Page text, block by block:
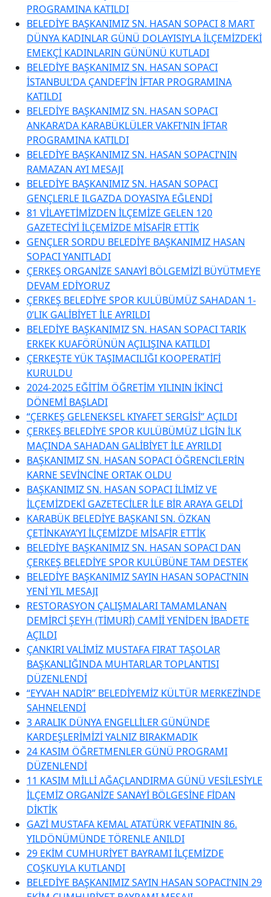
PROGRAMINA KATILDI
BELEDİYE BAŞKANIMIZ SN. HASAN SOPACI 8 MART
DÜNYA KADINLAR GÜNÜ DOLAYISIYLA İLÇEMİZDEKİ
EMEKÇİ KADINLARIN GÜNÜNÜ KUTLADI
BELEDİYE BAŞKANIMIZ SN. HASAN SOPACI
İSTANBUL’DA ÇANDEF’İN İFTAR PROGRAMINA
KATILDI
BELEDİYE BAŞKANIMIZ SN. HASAN SOPACI
ANKARA’DA KARABÜKLÜLER VAKFI’NIN İFTAR
PROGRAMINA KATILDI
BELEDİYE BAŞKANIMIZ SN. HASAN SOPACI’NIN
RAMAZAN AYI MESAJI
BELEDİYE BAŞKANIMIZ SN. HASAN SOPACI
GENÇLERLE ILGAZDA DOYASIYA EĞLENDİ
81 VİLAYETİMİZDEN İLÇEMİZE GELEN 120
GAZETECİYİ İLÇEMİZDE MİSAFİR ETTİK
GENÇLER SORDU BELEDİYE BAŞKANIMIZ HASAN
SOPACI YANITLADI
ÇERKEŞ ORGANİZE SANAYİ BÖLGEMİZİ BÜYÜTMEYE
DEVAM EDİYORUZ
ÇERKEŞ BELEDİYE SPOR KULÜBÜMÜZ SAHADAN 1-
0’LIK GALİBİYET İLE AYRILDI
BELEDİYE BAŞKANIMIZ SN. HASAN SOPACI TARIK
ERKEK KUAFÖRÜNÜN AÇILIŞINA KATILDI
ÇERKEŞTE YÜK TAŞIMACILIĞI KOOPERATİFİ
KURULDU
2024-2025 EĞİTİM ÖĞRETİM YILININ İKİNCİ
DÖNEMİ BAŞLADI
“ÇERKEŞ GELENEKSEL KIYAFET SERGİSİ” AÇILDI
ÇERKEŞ BELEDİYE SPOR KULÜBÜMÜZ LİGİN İLK
MAÇINDA SAHADAN GALİBİYET İLE AYRILDI
BAŞKANIMIZ SN. HASAN SOPACI ÖĞRENCİLERİN
KARNE SEVİNCİNE ORTAK OLDU
BAŞKANIMIZ SN. HASAN SOPACI İLİMİZ VE
İLÇEMİZDEKİ GAZETECİLER İLE BİR ARAYA GELDİ
KARABÜK BELEDİYE BAŞKANI SN. ÖZKAN
ÇETİNKAYA’YI İLÇEMİZDE MİSAFİR ETTİK
BELEDİYE BAŞKANIMIZ SN. HASAN SOPACI DAN
ÇERKEŞ BELEDİYE SPOR KULÜBÜNE TAM DESTEK
BELEDİYE BAŞKANIMIZ SAYIN HASAN SOPACI’NIN
YENİ YIL MESAJI
RESTORASYON ÇALIŞMALARI TAMAMLANAN
DEMİRCİ ŞEYH (TİMURİ) CAMİİ YENİDEN İBADETE
AÇILDI
ÇANKIRI VALİMİZ MUSTAFA FIRAT TAŞOLAR
BAŞKANLIĞINDA MUHTARLAR TOPLANTISI
DÜZENLENDİ
“EYVAH NADİR” BELEDİYEMİZ KÜLTÜR MERKEZİNDE
SAHNELENDİ
3 ARALIK DÜNYA ENGELLİLER GÜNÜNDE
KARDEŞLERİMİZİ YALNIZ BIRAKMADIK
24 KASIM ÖĞRETMENLER GÜNÜ PROGRAMI
DÜZENLENDİ
11 KASIM MİLLİ AĞAÇLANDIRMA GÜNÜ VESİLESİYLE
İLÇEMİZ ORGANİZE SANAYİ BÖLGESİNE FİDAN
DİKTİK
GAZİ MUSTAFA KEMAL ATATÜRK VEFATININ 86.
YILDÖNÜMÜNDE TÖRENLE ANILDI
29 EKİM CUMHURİYET BAYRAMI İLÇEMİZDE
COŞKUYLA KUTLANDI
BELEDİYE BAŞKANIMIZ SAYIN HASAN SOPACI’NIN 29